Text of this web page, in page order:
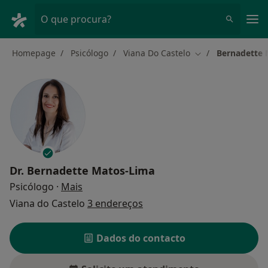
O que procura?
Homepage Psicólogo Viana Do Castelo Mudar de cidade
Bernadette
Dr. Bernadette Matos-Lima
Psicólogo · Mais
Viana do Castelo 3 endereços
Dados do contacto